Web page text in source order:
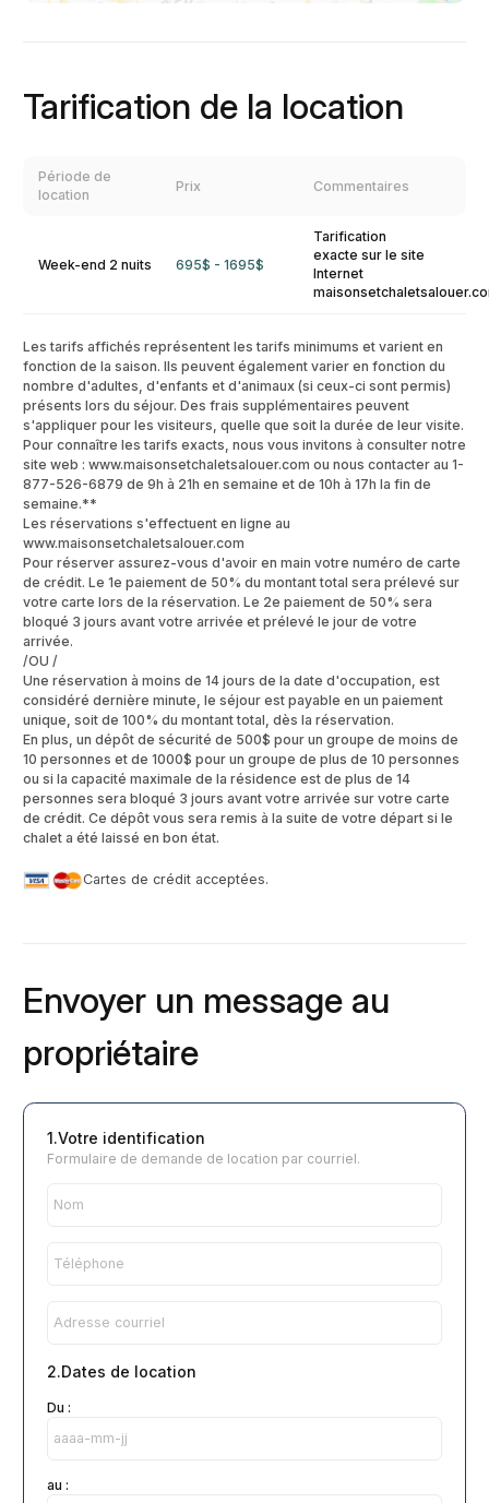
Envoyer un message au
propriétaire
Formulaire de demande de location par courriel.
1.Votre identification
2.Dates de location
Du :
au :
Tarification de la location
Période de
location
Prix Commentaires
Week-end 2 nuits 695$ - 1695$
Tarification
exacte sur le site
Internet
Les tarifs affichés représentent les tarifs minimums et varient en
fonction de la saison. Ils peuvent également varier en fonction du
nombre d'adultes, d'enfants et d'animaux (si ceux-ci sont permis)
présents lors du séjour. Des frais supplémentaires peuvent
s'appliquer pour les visiteurs, quelle que soit la durée de leur visite.
Pour connaître les tarifs exacts, nous vous invitons à consulter notre
site web : www.maisonsetchaletsalouer.com ou nous contacter au 1-
877-526-6879 de 9h à 21h en semaine et de 10h à 17h la fin de
semaine.**
Les réservations s'effectuent en ligne au
www.maisonsetchaletsalouer.com
Pour réserver assurez-vous d'avoir en main votre numéro de carte
de crédit. Le 1e paiement de 50% du montant total sera prélevé sur
votre carte lors de la réservation. Le 2e paiement de 50% sera
bloqué 3 jours avant votre arrivée et prélevé le jour de votre
arrivée.
/OU /
Une réservation à moins de 14 jours de la date d'occupation, est
considéré dernière minute, le séjour est payable en un paiement
unique, soit de 100% du montant total, dès la réservation.
En plus, un dépôt de sécurité de 500$ pour un groupe de moins de
10 personnes et de 1000$ pour un groupe de plus de 10 personnes
ou si la capacité maximale de la résidence est de plus de 14
personnes sera bloqué 3 jours avant votre arrivée sur votre carte
de crédit. Ce dépôt vous sera remis à la suite de votre départ si le
chalet a été laissé en bon état.
Cartes de crédit acceptées.